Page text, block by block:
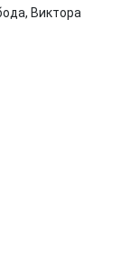
Виктора